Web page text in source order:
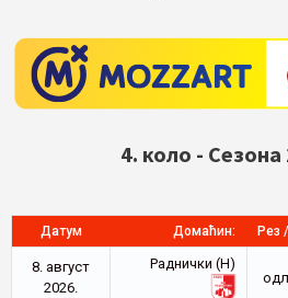
4. коло -
Датум Домаћин: Рез
8. август
2026.
Раднички (Н)